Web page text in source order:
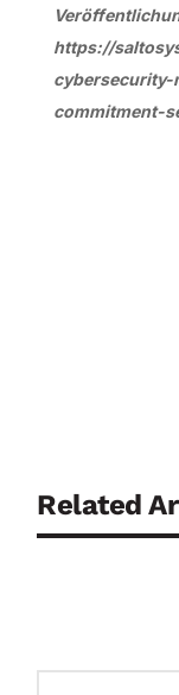
https://
commitment-
Related